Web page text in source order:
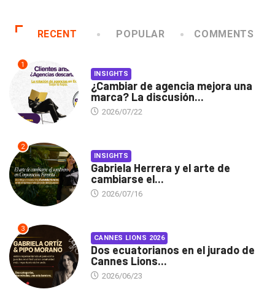
RECENT POPULAR COMMENTS
1
INSIGHTS
¿Cambiar de agencia mejora una
marca? La discusión...
2026/07/22
2
INSIGHTS
Gabriela Herrera y el arte de
cambiarse el...
2026/07/16
3
CANNES LIONS 2026
Dos ecuatorianos en el jurado de
Cannes Lions...
2026/06/23